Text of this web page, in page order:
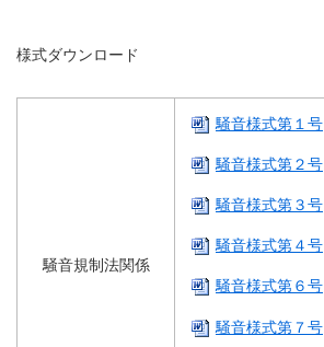
様式ダウンロード
騒音規制法関係
騒音様式第１号
騒音様式第２号
騒音様式第３号
騒音様式第４号
騒音様式第６号
騒音様式第７号